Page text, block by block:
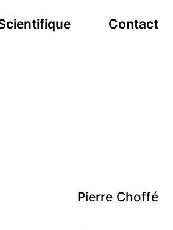
Contact
Pierre Choffé